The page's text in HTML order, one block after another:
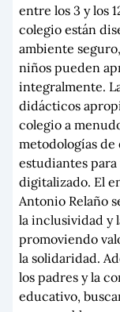
entre los 3 y los
colegio están
ambiente
niños pueden
integralmente.
didácticos
colegio a
metodologías de
estudiantes para
digitalizado. El
Antonio Relaño
la inclusividad y
promoviendo
la solidaridad.
los padres y la
educativo,